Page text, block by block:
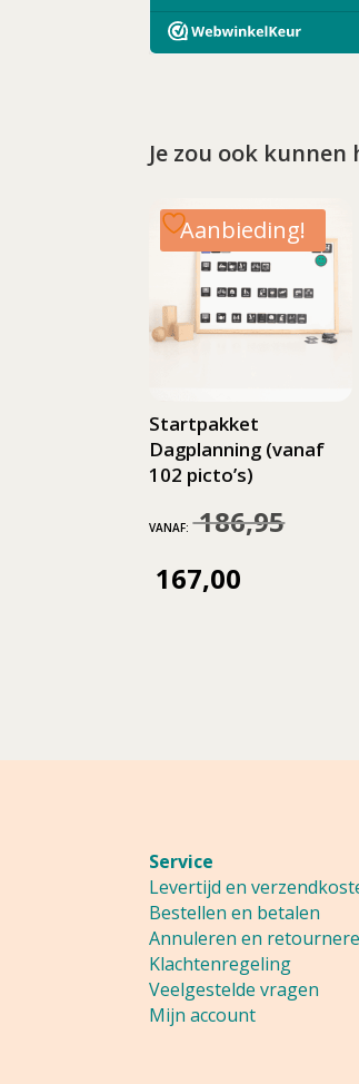
Je zou ook
Aanbieding!
Startpakket
Dagplanning (vanaf
102 picto’s)
VANAF:186,95
167,00
Service
Levertijd en
Bestellen en betalen
Annuleren en
Klachtenregeling
Veelgestelde vragen
Mijn account